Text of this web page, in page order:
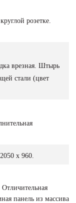
розетке.
врезная. Штырь
стали (цвет
х 960.
панель из массива